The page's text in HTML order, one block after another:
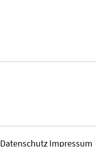
Datenschutz Impressum